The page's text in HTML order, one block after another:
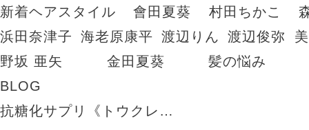
新着ヘアスタイル
會田夏葵 村田ちかこ
浜田奈津子
海老原康平 渡辺りん 渡辺俊弥
野坂 亜矢
金田夏葵
髪の悩み
BLOG
抗糖化サプリ《トウクレ…